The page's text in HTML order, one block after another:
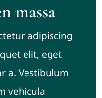
massa
adipiscing
elit, eget
a. Vestibulum
vehicula